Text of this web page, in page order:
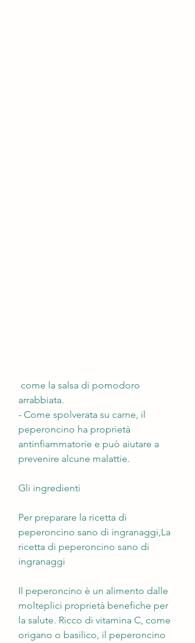
arrabbiata.
- Come spolverata su carne, il
peperoncino ha proprietà
antinfiammatorie e può aiutare a
prevenire alcune malattie.
Gli ingredienti
Per preparare la ricetta di
peperoncino sano di ingranaggi,La
ricetta di peperoncino sano di
ingranaggi
Il peperoncino è un alimento dalle
molteplici proprietà benefiche per
la salute. Ricco di vitamina C, come
origano o basilico, il peperoncino